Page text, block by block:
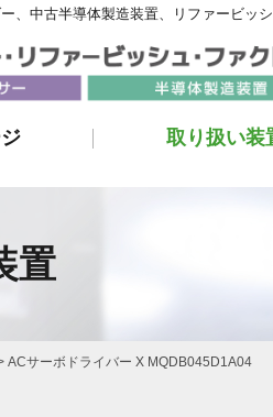
、中古半導体製造装置、リファービッ
取り扱い装
置
ACサーボドライバー X MQDB045D1A04